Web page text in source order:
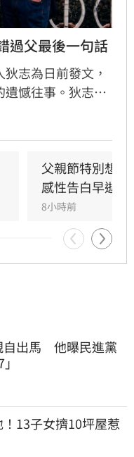
過父最後一句話
志為日前發文，
憾往事。狄志為
相處時間極少，
的是，當年陪病重
工作電話而忽視了
相處，父親回房
話成為他20年來心
有些電話晚點接沒
可能再也無法挽
父親節特別想
感性告白早逝父
8小時前
出馬　他曝民進黨
13子女擠10坪屋惹